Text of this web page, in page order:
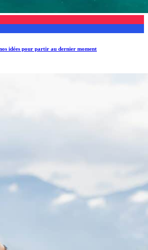
idées pour partir au dernier moment